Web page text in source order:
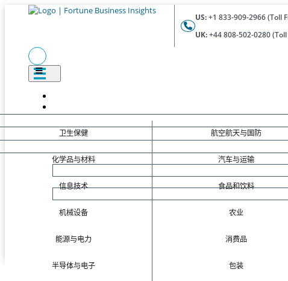
US:+1 833-909-2966 (Toll
UK:+44 808-502-0280
卫生保健
化学品与材料
信息技术
机械设备
能源与电力
半导体与电子
航空航天与国防
汽车与运输
食品和饮料
农业
消费品
包装